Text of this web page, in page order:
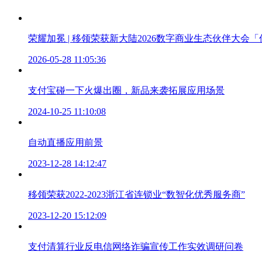
荣耀加冕 | 移领荣获新大陆2026数字商业生态伙伴大会「
2026-05-28 11:05:36
支付宝碰一下火爆出圈，新品来袭拓展应用场景
2024-10-25 11:10:08
自动直播应用前景
2023-12-28 14:12:47
移领荣获2022-2023浙江省连锁业“数智化优秀服务商”
2023-12-20 15:12:09
支付清算行业反电信网络诈骗宣传工作实效调研问卷